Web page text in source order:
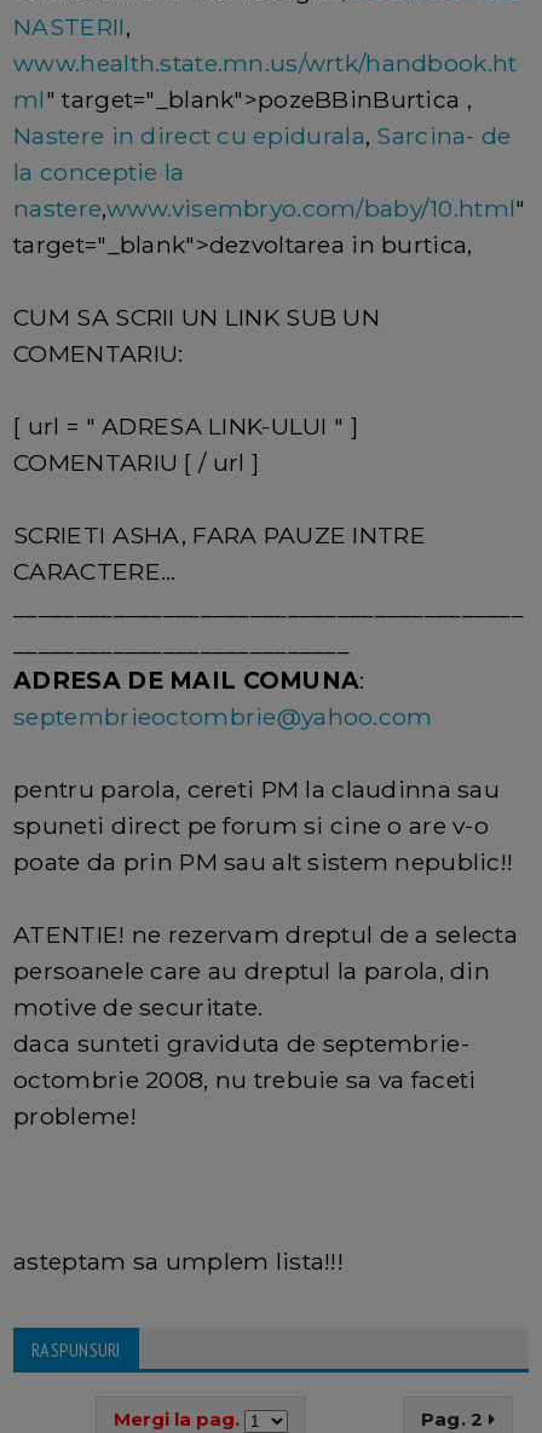
NASTERII,
www.health.state.mn.us/wrtk/handbook.ht
ml" target="_blank">pozeBBinBurtica ,
Nastere in direct cu epidurala, Sarcina- de
la conceptie la
nastere,www.visembryo.com/baby/10.html"
target="_blank">dezvoltarea in burtica,
CUM SA SCRII UN LINK SUB UN
COMENTARIU:
[ url = " ADRESA LINK-ULUI " ]
COMENTARIU [ / url ]
SCRIETI ASHA, FARA PAUZE INTRE
CARACTERE...
ADRESA DE MAIL COMUNA:
septembrieoctombrie@yahoo.com
pentru parola, cereti PM la claudinna sau
spuneti direct pe forum si cine o are v-o
poate da prin PM sau alt sistem nepublic!!
ATENTIE! ne rezervam dreptul de a selecta
persoanele care au dreptul la parola, din
motive de securitate.
daca sunteti graviduta de septembrie-
octombrie 2008, nu trebuie sa va faceti
probleme!
asteptam sa umplem lista!!!
RASPUNSURI
Mergi la pag. Pag. 2